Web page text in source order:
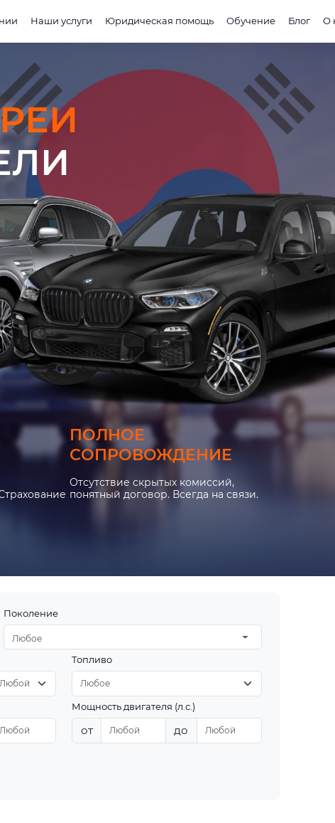
Наши услуги Юридическая помощь Обучение Блог О
ПОЛНОЕ
СОПРОВОЖДЕНИЕ
Отсутствие скрытых комиссий,
понятный договор. Всегда на связи.
Поколение
Любое
Топливо
Мощность двигателя (л.с.)
от до